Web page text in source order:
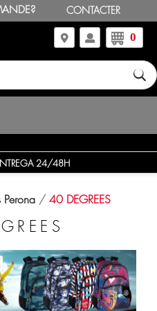
CONTACTER
0
L/J DE 9H A 18H. Y V DE 9H A 14H.
04 76 09
Perona 40 DEGREES